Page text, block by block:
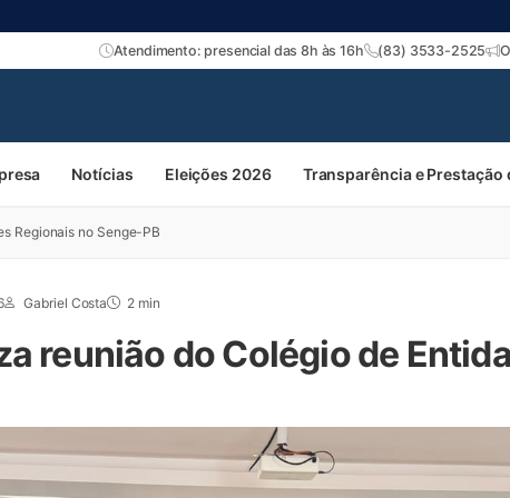
Atendimento: presencial das 8h às 16h (83) 3533-2525
Notícias Eleições 2026 Transparência e Prestação
Regionais no Senge-PB
Gabriel Costa 2 min
reunião do Colégio de